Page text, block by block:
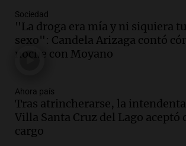
en un contexto de crisis
Panorama Federal
Episodios
Audio. Audiencia por
Panorama Federal
Episodios
Audio.Solicitan quiebra de
Group en medio de una
Sociedad
"La droga era mía y ni siquiera
sexo": Candela Arizaga contó
noche con Moyano
Ahora país
Tras atrincherarse, la
Villa Santa Cruz del Lago aceptó
cargo